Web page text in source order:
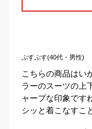
ぷすぷす(40代・男性)
こちらの商品はい
ラーのスーツの上
ャープな印象です
シッと着こなすこ